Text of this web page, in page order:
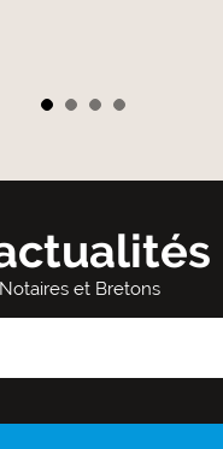
et Bretons